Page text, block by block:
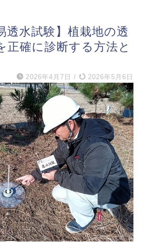
透水試験】植栽地の透
正確に診断する方法と
2026年4月7日 / 2026年5月6日